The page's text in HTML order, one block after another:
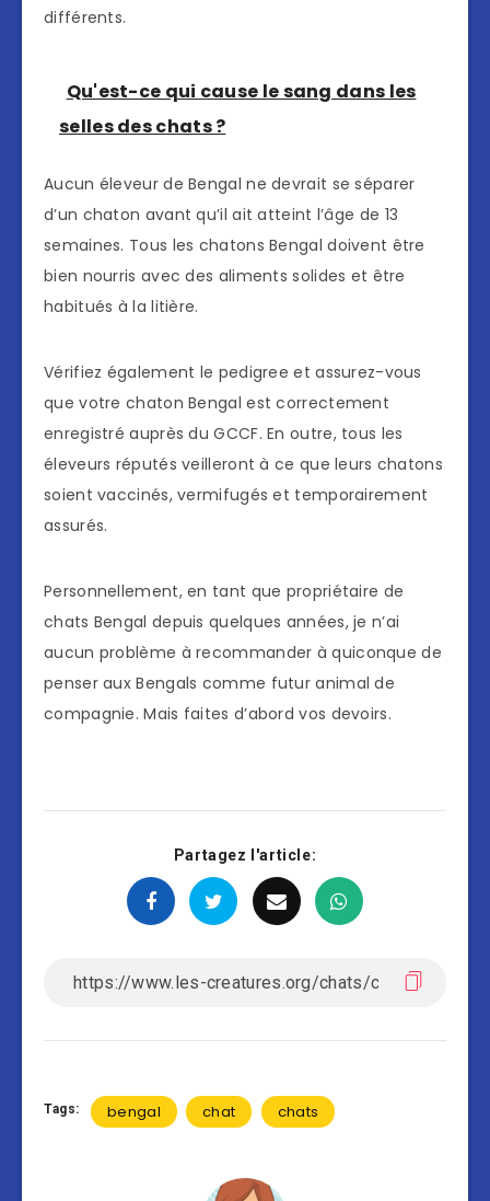
différents.
Qu'est-ce qui cause le sang dans les
selles des chats ?
Aucun éleveur de Bengal ne devrait se séparer
d’un chaton avant qu’il ait atteint l’âge de 13
semaines. Tous les chatons Bengal doivent être
bien nourris avec des aliments solides et être
habitués à la litière.
Vérifiez également le pedigree et assurez-vous
que votre chaton Bengal est correctement
enregistré auprès du GCCF. En outre, tous les
éleveurs réputés veilleront à ce que leurs chatons
soient vaccinés, vermifugés et temporairement
assurés.
Personnellement, en tant que propriétaire de
chats Bengal depuis quelques années, je n’ai
aucun problème à recommander à quiconque de
penser aux Bengals comme futur animal de
compagnie. Mais faites d’abord vos devoirs.
Partagez l'article:
Tags: bengal chat chats